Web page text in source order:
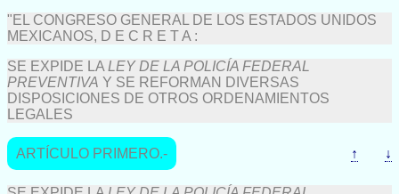
"EL CONGRESO GENERAL DE LOS ESTADOS UNIDOS
MEXICANOS, D E C R E T A :
SE EXPIDE LA LEY DE LA POLICÍA FEDERAL
PREVENTIVA Y SE REFORMAN DIVERSAS
DISPOSICIONES DE OTROS ORDENAMIENTOS
LEGALES
ARTÍCULO PRIMERO.- ↑ ↓